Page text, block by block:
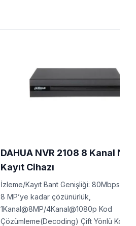
DAHUA NVR 2108 8 Kanal
Kayıt Cihazı
İzleme/Kayıt Bant Genişliği: 80Mbps/
8 MP’ye kadar çözünürlük,
1Kanal@8MP/4Kanal@1080p Kod
Çözümleme(Decoding) Çift Yönlü